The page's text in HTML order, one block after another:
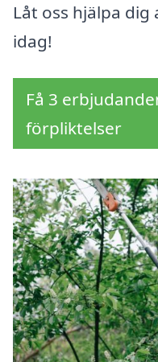
Låt oss hjälpa
idag!
Få 3
förpliktelser